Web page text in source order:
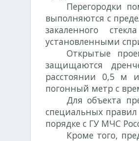
Перегородки
выполняются с
закаленного
установленными
Открытые
защищаются
расстоянии 0,5 м
погонный метр с
Для объекта
специальных
порядке с ГУ МЧС
Кроме того,